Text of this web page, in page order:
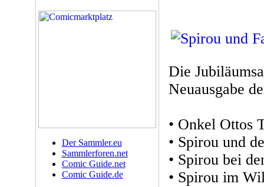
Der Sammler.eu
Sammlerforen.net
Comic Guide.net
Comic Guide.de
Die
Neuausgabe
• Onkel Ottos
• Spirou und
• Spirou bei
• Spirou im